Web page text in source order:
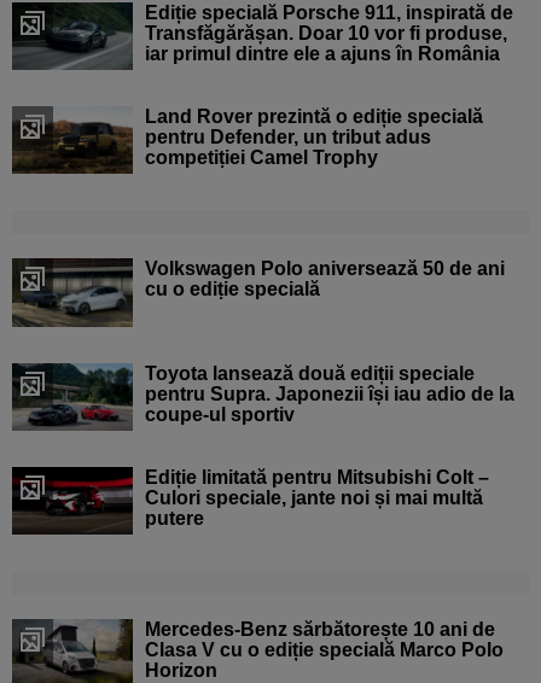
Ediție specială Porsche 911, inspirată de
Transfăgărășan. Doar 10 vor fi produse,
iar primul dintre ele a ajuns în România
Land Rover prezintă o ediție specială
pentru Defender, un tribut adus
competiției Camel Trophy
Volkswagen Polo aniversează 50 de ani
cu o ediție specială
Toyota lansează două ediții speciale
pentru Supra. Japonezii își iau adio de la
coupe-ul sportiv
Ediție limitată pentru Mitsubishi Colt –
Culori speciale, jante noi și mai multă
putere
Mercedes-Benz sărbătorește 10 ani de
Clasa V cu o ediție specială Marco Polo
Horizon